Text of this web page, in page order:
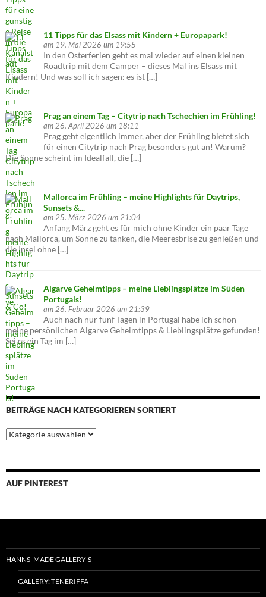
11 Tipps für das Elsass mit Kindern + Europapark!
am 19. Mai 2026 um 19:55
In den Osterferien geht es mal wieder auf einen kleinen
Roadtrip mit dem Camper – dieses Mal ins Elsass mit
Kindern! Und was soll ich sagen: es ist […]
Prag an einem Tag – Citytrip nach Tschechien im Frühling!
am 26. April 2026 um 18:11
Prag geht eigentlich immer, aber der Frühling bietet sich
für einen Citytrip nach Prag besonders gut an! Warum?
Die Sonne scheint im Idealfall, die […]
Mallorca im Frühling – meine Highlights für Daytrips,
Sunsets &...
am 25. März 2026 um 21:04
Anfang März geht es für mich ohne Kinder ein paar Tage
nach Mallorca, um Sonne zu tanken, die Meeresbrise zu genießen und
die Insel ohne […]
Algarve Geheimtipps – meine Lieblingsplätze im Süden
Portugals!
am 26. Februar 2026 um 21:39
Auch nach nur fünf Tagen in Portugal habe ich schon
meine persönlichen Algarve Geheimtipps & Lieblingsplätze gefunden!
Sei es ein Tag im […]
BEITRÄGE NACH KATEGORIEREN SORTIERT
Beiträge
nach
AUF PINTEREST
HANNS’ MADE GALLERY’S
GALLERY: TENERIFFA